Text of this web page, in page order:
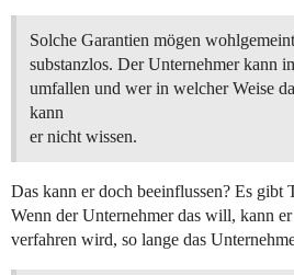
Solche Garantien mögen
substanzlos. Der Unternehmer kann
umfallen und wer in welcher Weise
kann
er nicht wissen.
Das kann er doch beeinflussen? Es gibt
Wenn der Unternehmer das will, kann
verfahren wird, so lange das